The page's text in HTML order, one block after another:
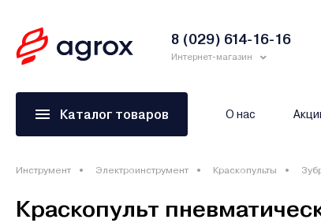
8 (029) 614-16-16
Интернет-магазин
Каталог товаров О нас
Инструмент Электроинструмент Краскопульты
Краскопульт